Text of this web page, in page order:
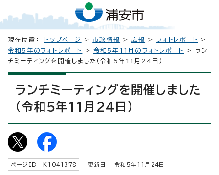
現在位置： トップページ >市政情報 > 広報 > フォトレポート
>
令和5年のフォトレポート
>令和5年11月のフォトレポート
> ラン
チミーティングを開催しました（令和5年11月24日）
ランチミーティングを開催しました
（令和5年11月24日）
ページID K 1041378 更新日 令和5年11 月 24日